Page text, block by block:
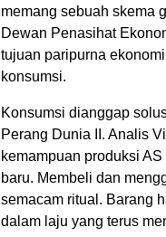
memang sebuah skema
Dewan Penasihat
tujuan paripurna
konsumsi.
Konsumsi dianggap
Perang Dunia II. Analis
kemampuan produksi
baru. Membeli dan
semacam ritual. Barang
dalam laju yang terus